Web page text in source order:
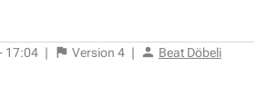
17:04 | Version 4 |
Beat Döbeli